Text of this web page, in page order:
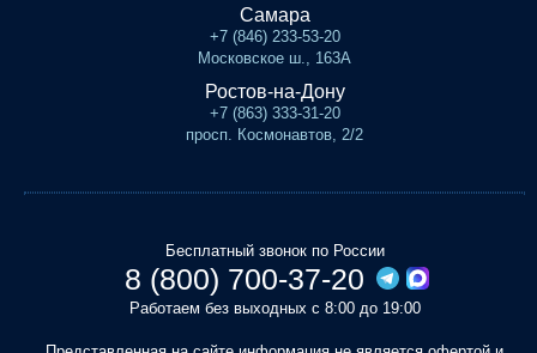
Самара
+7 (846) 233-53-20
Московское ш., 163А
Ростов-на-Дону
+7 (863) 333-31-20
просп. Космонавтов, 2/2
Бесплатный звонок по России
8 (800) 700-37-20
Работаем без выходных с 8:00 до 19:00